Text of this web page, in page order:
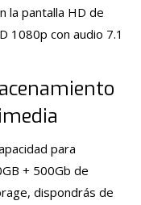
la pantalla HD de
1080p con audio 7.1
para
+ 500Gb de
dispondrás de